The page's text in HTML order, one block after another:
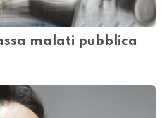
malati pubblica